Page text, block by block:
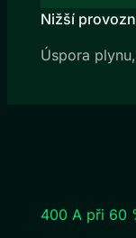
Nižší
Úspora
400 A při 60